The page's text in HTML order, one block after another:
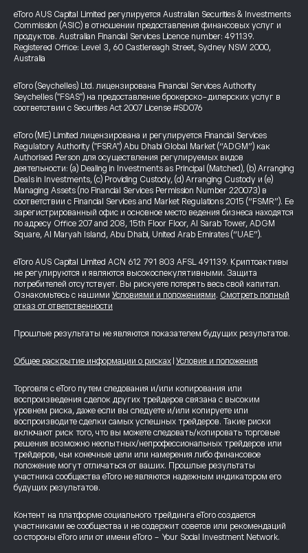
eToro AUS Capital Limited регулируется Australian Securities & Investments
Commission (ASIC) в отношении предоставления финансовых услуг и
продуктов. Australian Financial Services Licence number: 491139.
Registered Office: Level 3, 60 Castlereagh Street, Sydney NSW 2000,
Australia
eToro (Seychelles) Ltd. лицензирована Financial Services Authority
Seychelles ("FSAS") на предоставление брокерско-дилерских услуг в
соответствии с Securities Act 2007 License #SD076
eToro (ME) Limited лицензирована и регулируется Financial Services
Regulatory Authority ("FSRA") Abu Dhabi Global Market (“ADGM”) как
Authorised Person для осуществления регулируемых видов
деятельности: (a) Dealing in Investments as Principal (Matched), (b) Arranging
Deals in Investments, (c) Providing Custody, (d) Arranging Custody и (e)
Managing Assets (по Financial Services Permission Number 220073) в
соответствии с Financial Services and Market Regulations 2015 (“FSMR”). Ее
зарегистрированный офис и основное место ведения бизнеса находятся
по адресу Office 207 and 208, 15th Floor Floor, Al Sarab Tower, ADGM
Square, Al Maryah Island, Abu Dhabi, United Arab Emirates (“UAE”).
eToro AUS Capital Limited ACN 612 791 803 AFSL 491139. Криптоактивы
не регулируются и являются высокоспекулятивными. Защита
потребителей отсутствует. Вы рискуете потерять весь свой капитал.
Ознакомьтесь с нашими Условиями и положениями. Смотреть полный
отказ от ответственности
Прошлые результаты не являются показателем будущих результатов.
Общее раскрытие информации о рисках Условия и положения
Торговля с eToro путем следования и/или копирования или
воспроизведения сделок других трейдеров связана с высоким
уровнем риска, даже если вы следуете и/или копируете или
воспроизводите сделки самых успешных трейдеров. Такие риски
включают риск того, что вы можете следовать/копировать торговые
решения возможно неопытных/непрофессиональных трейдеров или
трейдеров, чьи конечные цели или намерения либо финансовое
положение могут отличаться от ваших. Прошлые результаты
участника сообщества eToro не являются надежным индикатором его
будущих результатов.
Контент на платформе социального трейдинга eToro создается
участниками ее сообщества и не содержит советов или рекомендаций
со стороны eToro или от имени eToro - Your Social Investment Network.